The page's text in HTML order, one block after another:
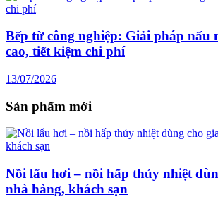
Bếp từ công nghiệp: Giải pháp nấu
cao, tiết kiệm chi phí
13/07/2026
Sản phẩm mới
Nồi lẩu hơi – nồi hấp thủy nhiệt
nhà hàng, khách sạn